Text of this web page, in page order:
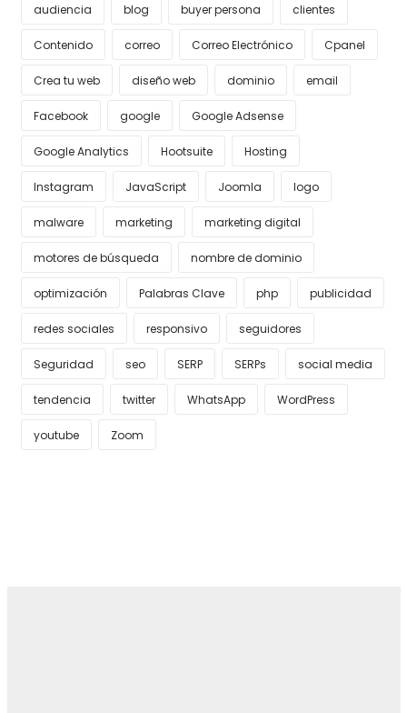
audiencia blog buyer persona clientes
Contenido correo Correo Electrónico Cpanel
Crea tu web diseño web dominio email
Facebook google Google Adsense
Google Analytics Hootsuite Hosting
Instagram JavaScript Joomla logo
malware marketing marketing digital
motores de búsqueda nombre de dominio
optimización Palabras Clave php publicidad
redes sociales responsivo seguidores
Seguridad seo SERP SERPs social media
tendencia twitter WhatsApp WordPress
youtube Zoom